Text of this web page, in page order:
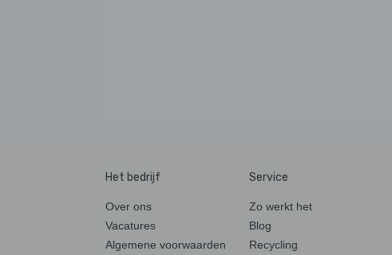
Het bedrijf
Over ons
Vacatures
Algemene voorwaarden
Service
Zo werkt het
Blog
Recycling